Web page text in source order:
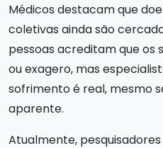
Médicos destacam que
coletivas ainda são
pessoas acreditam que os
ou exagero, mas
sofrimento é real, mesmo
aparente.
Atualmente,